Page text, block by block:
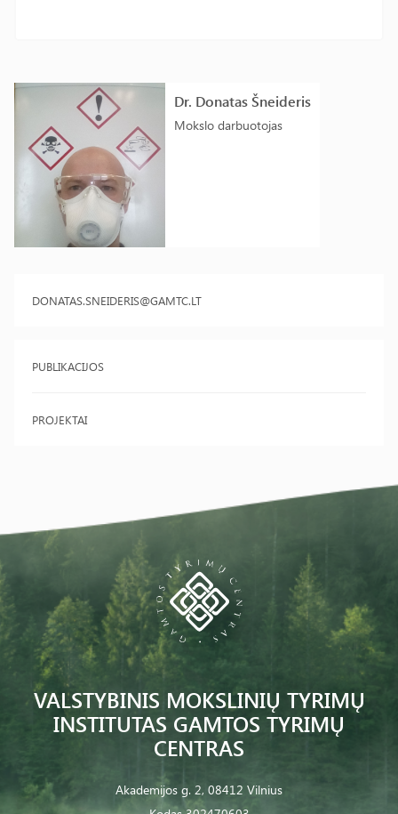
Dr. Donatas Šneideris
Mokslo darbuotojas
DONATAS.SNEIDERIS@GAMTC.LT
PUBLIKACIJOS
PROJEKTAI
VALSTYBINIS MOKSLINIŲ TYRIMŲ
INSTITUTAS GAMTOS TYRIMŲ
CENTRAS
Akademijos g. 2, 08412 Vilnius